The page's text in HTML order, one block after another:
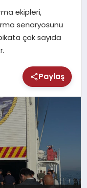
ekipleri,
senaryosunu
çok sayıda
Paylaş